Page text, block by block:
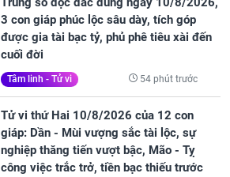
3 con giáp phúc lộc sâu dày, tích góp
được gia tài bạc tỷ, phủ phê tiêu xài đến
cuối đời
Tâm linh - Tử vi 54 phút trước
Tử vi thứ Hai 10/8/2026 của 12 con
giáp: Dần - Mùi vượng sắc tài lộc, sự
nghiệp thăng tiến vượt bậc, Mão - Tỵ
công việc trắc trở, tiền bạc thiếu trước